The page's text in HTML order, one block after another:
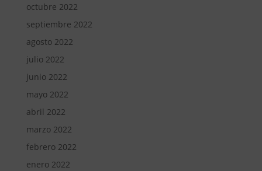
octubre 2022
septiembre 2022
agosto 2022
julio 2022
junio 2022
mayo 2022
abril 2022
marzo 2022
febrero 2022
enero 2022